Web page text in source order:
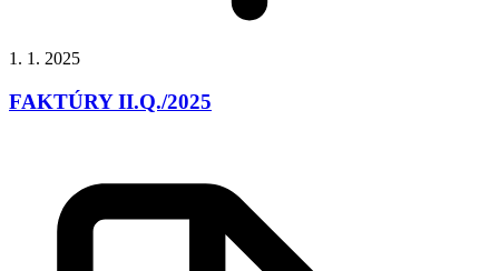
1. 1. 2025
FAKTÚRY II.Q./2025